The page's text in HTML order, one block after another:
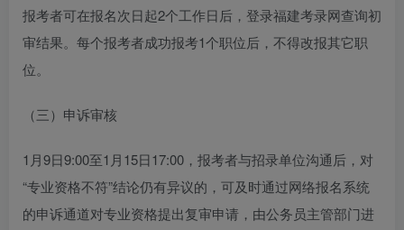
报考者可在报名次日起2个工作日后，登录福建考录网查询初
审结果。每个报考者成功报考1个职位后，不得改报其它职
位。
（三）申诉审核
1月9日9:00至1月15日17:00，报考者与招录单位沟通后，对
“专业资格不符”结论仍有异议的，可及时通过网络报名系统
的申诉通道对专业资格提出复审申请，由公务员主管部门进